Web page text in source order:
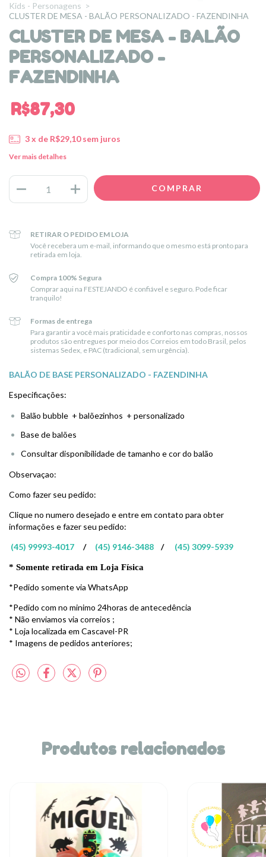
Kids - Personagens >
CLUSTER DE MESA - BALÃO PERSONALIZADO - FAZENDINHA
CLUSTER DE MESA - BALÃO
PERSONALIZADO -
FAZENDINHA
R$87,30
3x de R$29,10 sem juros
Ver mais detalhes
RETIRAR O PEDIDO EM LOJA
Você recebera um e-mail, informando que o mesmo está pronto para
retirada em loja.
Compra 100% Segura
Comprar aqui na FESTEJANDO é confiável e seguro. Pode ficar
tranquilo!
Formas de entrega
Para garantir a você mais praticidade e conforto nas compras, nossos
produtos são entregues por meio dos Correios em todo Brasil, pelos
sistemas Sedex, e PAC (tradicional, sem urgência).
BALÃO DE BASE PERSONALIZADO - FAZENDINHA
Especificações:
Balão bubble + balõezinhos + personalizado
Base de balões
Consultar disponibilidade de tamanho e cor do balão
Observaçao:
Como fazer seu pedido:
Clique no numero desejado e entre em contato para obter
informações e fazer seu pedido:
(45) 99993-4017
/ (45) 9146-3488 / (45) 3099-5939
* Somente retirada em Loja Física
*Pedido somente via WhatsApp
*Pedido com no minimo 24horas de antecedência
* Não enviamos via correios ;
* Loja localizada em Cascavel-PR
* Imagens de pedidos anteriores;
Produtos relacionados